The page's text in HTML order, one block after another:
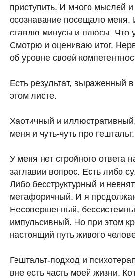
приступить. И много мыслей
осознавание посещало
ставлю минусы и плюсы. Что
Смотрю и оцениваю итог.
об уровне своей
Есть результат, выраженный в
этом листе.
Хаотичный и
меня и чуть-чуть про гештальт.
У меня нет стройного ответа
заглавии вопрос. Есть либо
Либо бесструктурный и
метафоричный. И я
Несовершенный,
импульсивный. Но при этом
настоящий путь живого
Гештальт-подход и
вне есть часть моей жизни.